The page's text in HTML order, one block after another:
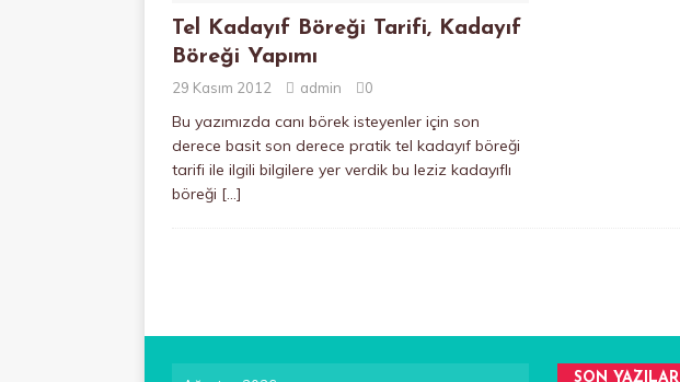
Tel Kadayıf Böreği Tarifi, Kadayıf
Böreği Yapımı
29 Kasım 2012 admin 0
Bu yazımızda canı börek isteyenler için son
derece basit son derece pratik tel kadayıf böreği
tarifi ile ilgili bilgilere yer verdik bu leziz kadayıflı
böreği […]
SON YAZILAR